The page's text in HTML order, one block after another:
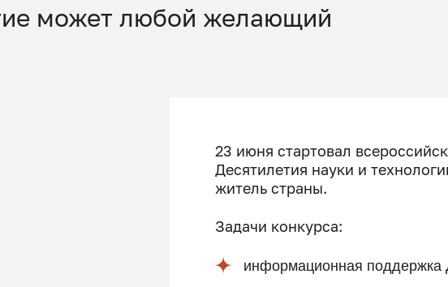
может любой желающий
23 июня стартовал
Десятилетия науки и
житель страны.
Задачи конкурса:
информационная поддержка